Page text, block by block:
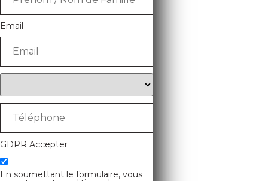
Email
GDPR Accepter
En soumettant le formulaire, vous